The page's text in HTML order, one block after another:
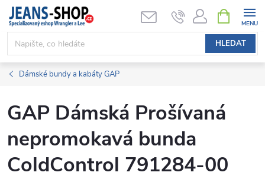
Přejít
obsah
HLEDAT
NÁKUPNÍ
KOŠÍK
Dámské bundy a kabáty GAP
GAP Dámská Prošívaná
nepromokavá bunda
ColdControl 791284-00